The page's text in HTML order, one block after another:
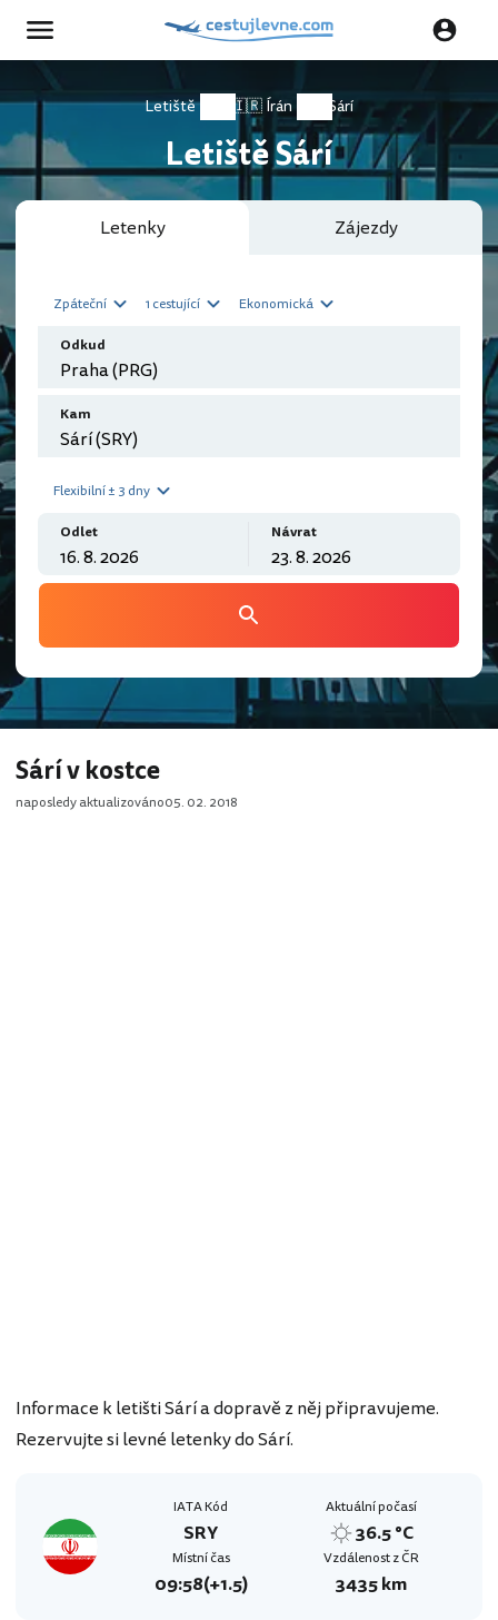
Letiště 🇮🇷 Írán Sárí
Letiště Sárí
Letenky Zájezdy
Zpáteční 1 cestující Ekonomická
Odkud
Kam
Flexibilní ± 3 dny
Odlet Návrat
Sárí v kostce
naposledy aktualizováno05. 02. 2018
Informace k letišti Sárí a dopravě z něj připravujeme.
Rezervujte si levné letenky do Sárí.
IATA Kód
SRY
Aktuální počasí
36.5 °C
Místní čas
09:58(+1.5)
Vzdálenost z ČR
3435 km